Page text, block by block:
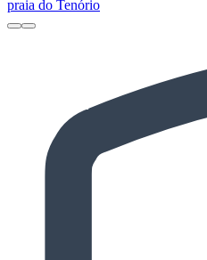
praia do Tenório